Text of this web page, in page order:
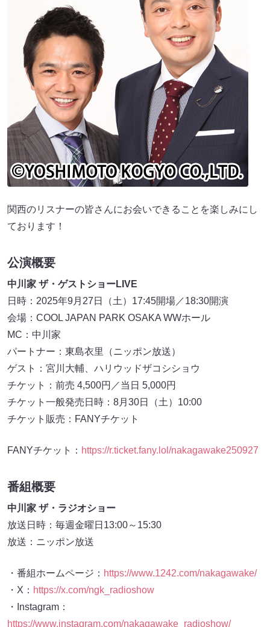
関西のリスナーの皆さんにお会いできることを楽しみにし
ております！
公演概要
中川家 ザ・ゲストショーLIVE
日時：2025年9月27日（土）17:45開場／18:30開演
会場：COOL JAPAN PARK OSAKA WWホール
MC：中川家
パートナー：東島衣里（ニッポン放送）
ゲスト：宮川大輔、ハリウッドザコシショウ
チケット：前売 4,500円／当日 5,000円
チケット一般発売日時：8月30日（土）10:00
チケット販売：FANYチケット
FANYチケット： https://r.ticket.fany.lol/nakagawake250927
番組概要
中川家 ザ・ラジオショー
放送日時：毎週金曜日13:00～15:30
放送：ニッポン放送
・番組ホームページ： https://www.1242.com/nakagawake/
・X： https://x.com/ngk_radioshow
・Instagram：
https://www.instagram.com/nakagawake_radioshow/